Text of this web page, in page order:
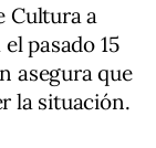
Cultura a
pasado 15
asegura que
la situación.